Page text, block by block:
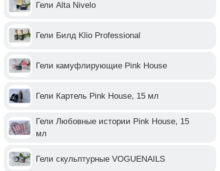
Гели Alta Nivelo
Гели Билд Klio Professional
Гели камуфлирующие Pink House
Гели Картель Pink House, 15 мл
Гели Любовные истории Pink House, 15
мл
Гели скульптурные VOGUENAILS